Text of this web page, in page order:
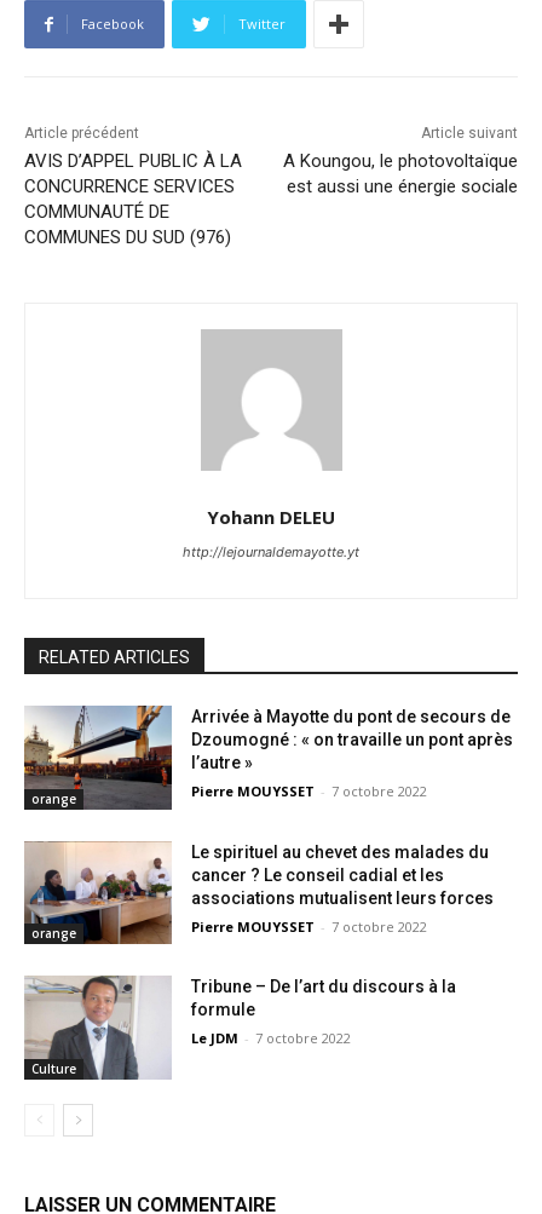
Facebook Twitter
Article précédent
AVIS D’APPEL PUBLIC À LA
CONCURRENCE SERVICES
COMMUNAUTÉ DE
COMMUNES DU SUD (976)
Article suivant
A Koungou, le photovoltaïque
est aussi une énergie sociale
Yohann DELEU
http://lejournaldemayotte.yt
RELATED ARTICLES
orange
Arrivée à Mayotte du pont de secours de
Dzoumogné : « on travaille un pont après
l’autre »
Pierre MOUYSSET - 7 octobre 2022
orange
Le spirituel au chevet des malades du
cancer ? Le conseil cadial et les
associations mutualisent leurs forces
Pierre MOUYSSET - 7 octobre 2022
Culture
Tribune – De l’art du discours à la
formule
Le JDM - 7 octobre 2022
LAISSER UN COMMENTAIRE